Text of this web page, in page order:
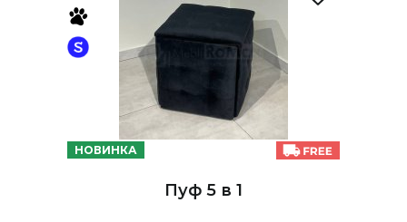
НОВИНКА
Пуф 5 в 1